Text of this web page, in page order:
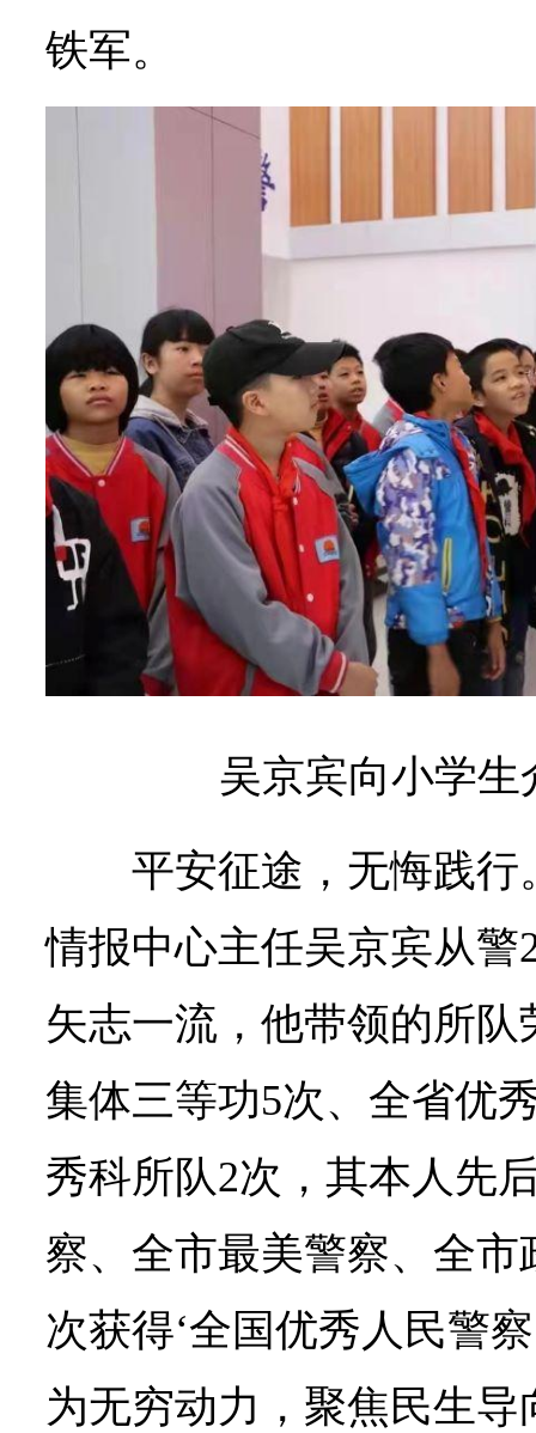
铁军。
吴京宾向小学生
平安征途，无悔践
情报中心主任吴京宾从警
矢志一流，他带领的所
集体三等功5次、全省优
秀科所队2次，其本人先
察、全市最美警察、全市
次获得‘全国优秀人民警
为无穷动力，聚焦民生